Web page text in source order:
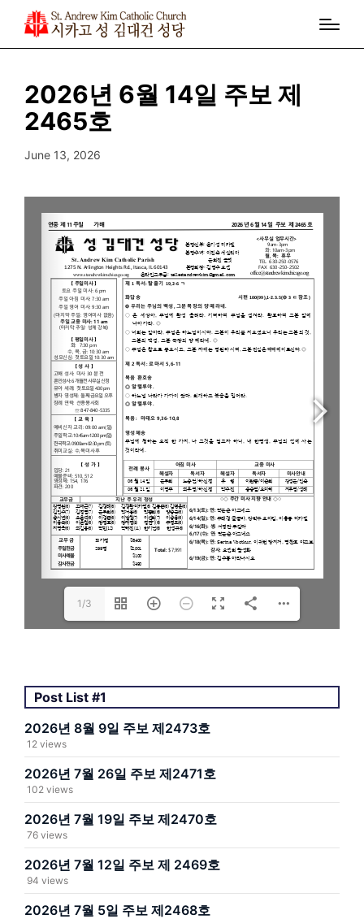
2026년 6월 14일 주보 제
2465호
June 13, 2026
1/3
Post List #1
2026년 8월 9일 주보 제2473호
12 views
2026년 7월 26일 주보 제2471호
102 views
2026년 7월 19일 주보 제2470호
76 views
2026년 7월 12일 주보 제 2469호
94 views
2026년 7월 5일 주보 제2468호